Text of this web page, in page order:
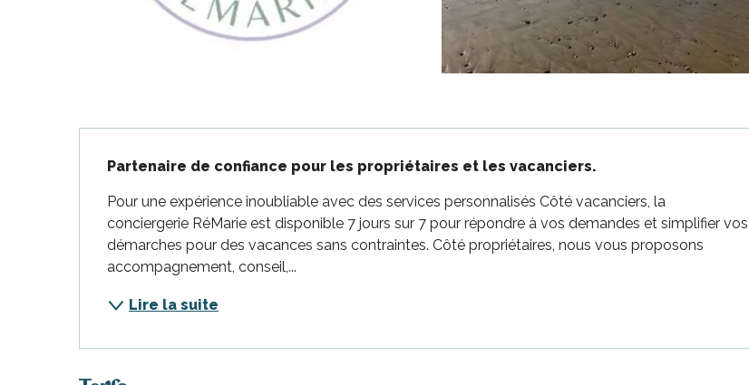
Partenaire de confiance pour les propriétaires et les vacanciers.
Pour une expérience inoubliable avec des services personnalisés Côté vacanciers, la
conciergerie RéMarie est disponible 7 jours sur 7 pour répondre à vos demandes et simplifier vos
démarches pour des vacances sans contraintes. Côté propriétaires, nous vous proposons
accompagnement, conseil,...
Lire la suite